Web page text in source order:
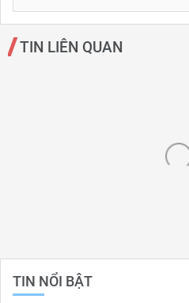
TIN LIÊN QUAN
TIN NỔI BẬT